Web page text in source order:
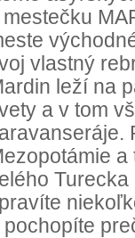
vlastný
leží na
a v tom
pochopíte